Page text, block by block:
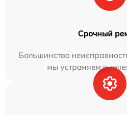
Срочный
Большинство
мы устраняем в